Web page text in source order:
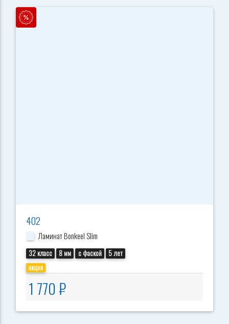
402
Ламинат Bonkeel Slim
32 класс 8 мм с фаской
5 лет
акция
1 770 ₽